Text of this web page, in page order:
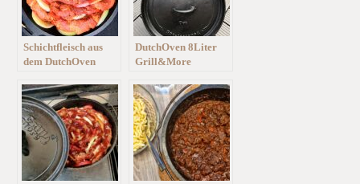
Schichtfleisch aus
dem DutchOven
DutchOven 8Liter
Grill&More